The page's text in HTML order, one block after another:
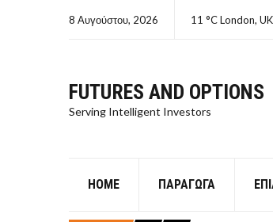
8 Αυγούστου, 2026 11 °C London, UK
FUTURES AND OPTIONS
Serving Intelligent Investors
HOME ΠΑΡΆΓΩΓΑ